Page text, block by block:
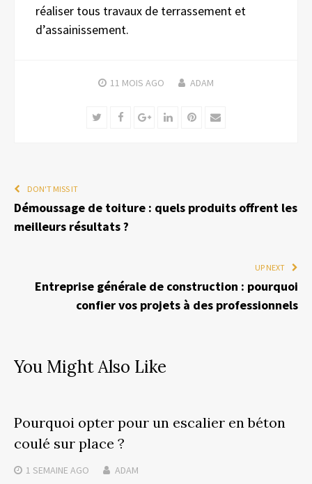
réaliser tous travaux de terrassement et
d’assainissement.
11 MOIS AGO ADAM
TwitterFacebookGoogle+LinkedInPinterest
Email
DON'T MISS IT
Démoussage de toiture : quels produits offrent les
meilleurs résultats ?
UP NEXT
Entreprise générale de construction : pourquoi
confier vos projets à des professionnels
You Might Also Like
Pourquoi opter pour un escalier en béton
coulé sur place ?
1 SEMAINE AGO ADAM